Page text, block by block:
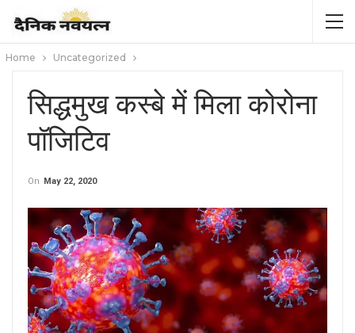
Home Uncategorized
सिद्धमुख कस्बे में मिला कोरोना
पॉजिटिव
On May 22, 2020